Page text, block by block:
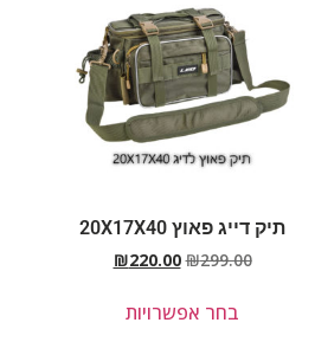
תיק דייג פאוץ 20X17X40
₪299.00
₪220.00
בחר אפשרויות